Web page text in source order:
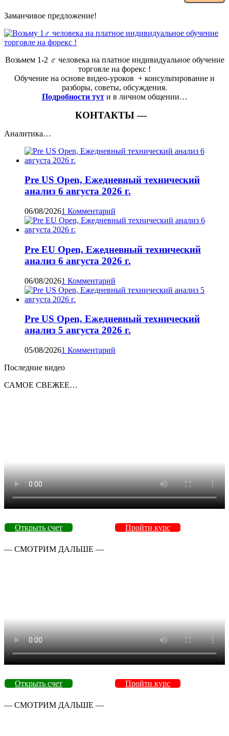
Заманчивое предложение!
Возьмем 1-2 ‍♂️ человека на платное индивидуальное обучение
торговле на форекс !
Обучение на основе видео-уроков ️ + консультирование и
разборы, советы, обсуждения.
Подробности тут и в личном общении…
КОНТАКТЫ —
Аналитика…
Pre US Open, Ежедневный технический
анализ 6 августа 2026 г.
06/08/20261 Комментарий
Pre EU Open, Ежедневный технический
анализ 6 августа 2026 г.
06/08/20261 Комментарий
Pre US Open, Ежедневный технический
анализ 5 августа 2026 г.
05/08/20261 Комментарий
Последние видео
САМОЕ СВЕЖЕЕ…
Открыть счет Пройти курс
— СМОТРИМ ДАЛЬШЕ —
Открыть счет Пройти курс
— СМОТРИМ ДАЛЬШЕ —